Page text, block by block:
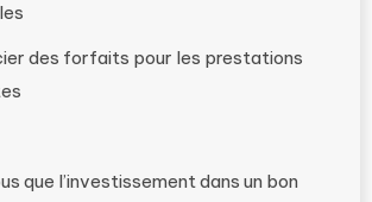
des forfaits pour les prestations
que l’investissement dans un bon